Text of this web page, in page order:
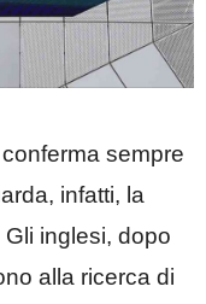
sempre
infatti, la
Gli inglesi, dopo
alla ricerca di